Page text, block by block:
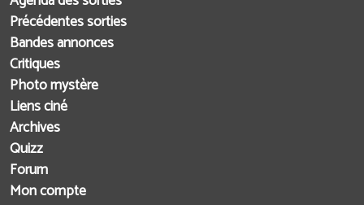
Précédentes sorties
Bandes annonces
Critiques
Photo mystère
Liens ciné
Archives
Quizz
Forum
Mon compte